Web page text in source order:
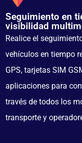
Seguimiento en
visibilidad
Realice el
vehículos en tiempo
GPS, tarjetas SIM
aplicaciones para
través de todos los
transporte y